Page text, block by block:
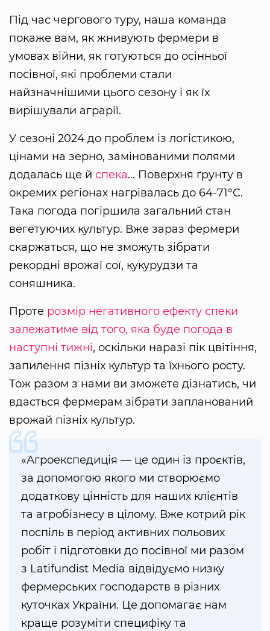
Під час чергового туру, наша команда
покаже вам, як жнивують фермери в
умовах війни, як готуються до осінньої
посівної, які проблеми стали
найзначнішими цього сезону і як їх
вирішували аграрії.
У сезоні 2024 до проблем із логістикою,
цінами на зерно, замінованими полями
додалась ще й спека... Поверхня ґрунту в
окремих регіонах нагрівалась до 64-71°C.
Така погода погіршила загальний стан
вегетуючих культур. Вже зараз фермери
скаржаться, що не зможуть зібрати
рекордні врожаї сої, кукурудзи та
соняшника.
Проте розмір негативного ефекту спеки
залежатиме від того, яка буде погода в
наступні тижні, оскільки наразі пік цвітіння,
запилення пізніх культур та їхнього росту.
Тож разом з нами ви зможете дізнатись, чи
вдасться фермерам зібрати запланований
врожай пізніх культур.
«Агроекспедиція — це один із проєктів,
за допомогою якого ми створюємо
додаткову цінність для наших клієнтів
та агробізнесу в цілому. Вже котрий рік
поспіль в період активних польових
робіт і підготовки до посівної ми разом
з Latifundist Media відвідуємо низку
фермерських господарств в різних
куточках України. Це допомагає нам
краще розуміти специфіку та